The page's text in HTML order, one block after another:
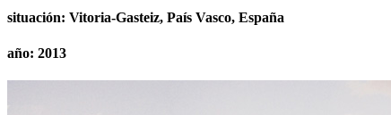
situación: Vitoria-Gasteiz, País Vasco, España
año: 2013